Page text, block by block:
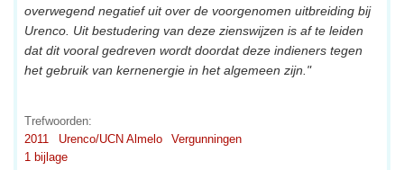
overwegend negatief uit over de voorgenomen uitbreiding bij
Urenco. Uit bestudering van deze zienswijzen is af te leiden
dat dit vooral gedreven wordt doordat deze indieners tegen
het gebruik van kernenergie in het algemeen zijn."
Trefwoorden:
2011
Urenco/UCN Almelo
Vergunningen
1 bijlage